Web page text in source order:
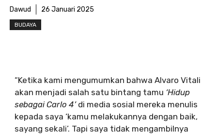
Dawud 26 Januari 2025
BUDAYA
“Ketika kami mengumumkan bahwa Alvaro Vitali
akan menjadi salah satu bintang tamu ‘Hidup
sebagai Carlo 4’ di media sosial mereka menulis
kepada saya ‘kamu melakukannya dengan baik,
sayang sekali’. Tapi saya tidak mengambilnya